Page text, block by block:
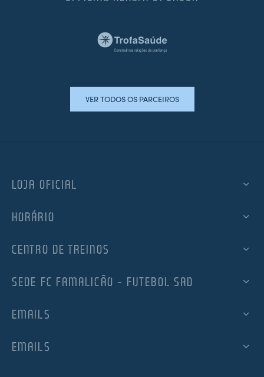
VER TODOS OS PARCEIROS
LOJA OFICIAL
HORÁRIO
CENTRO DE TREINOS
SEDE FC FAMALICÃO – FUTEBOL SAD
EMAILS
EMAILS